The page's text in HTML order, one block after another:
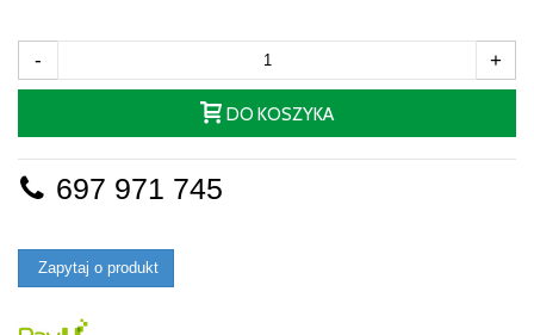
- +
DO KOSZYKA
697 971 745
Zapytaj o produkt